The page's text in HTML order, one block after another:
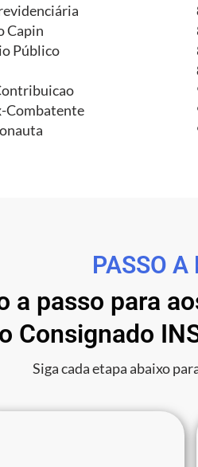
Capin
Público
Combatente
PASSO A
a passo para
Consignado
Siga cada etapa abaixo